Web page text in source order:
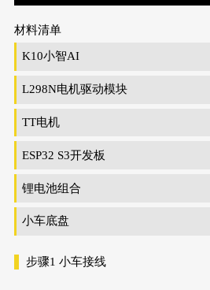
材料清单
K10小智AI
L298N电机驱动模块
TT电机
ESP32 S3开发板
锂电池组合
小车底盘
步骤1 小车接线